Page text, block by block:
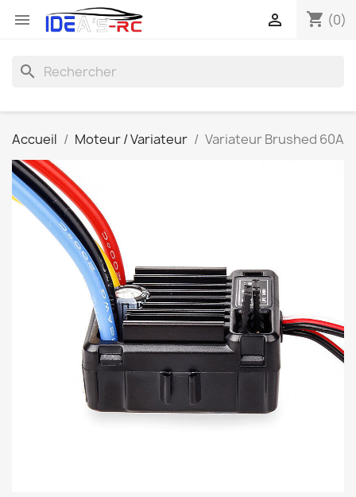
 shopping_cart (0)

search
Accueil Moteur / Variateur Variateur Brushed 60A